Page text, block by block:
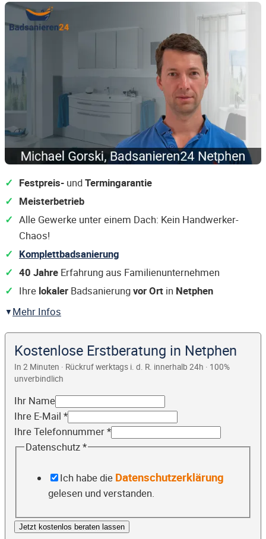
Festpreis- undTermingarantie
Meisterbetrieb
Alle Gewerke unter einem Dach: Kein Handwerker-
Chaos!
Komplettbadsanierung
40 Jahre Erfahrung aus Familienunternehmen
Ihre lokaler Badsanierungvor Ort in Netphen
Mehr Infos
Kostenlose Erstberatung in Netphen
In 2 Minuten · Rückruf werktags i. d. R. innerhalb 24h · 100%
unverbindlich
Ihr Name
Ihre E-Mail *
Ihre Telefonnummer*
Datenschutz*
Ich habe die Datenschutzerklärung
gelesen und verstanden.
Jetzt kostenlos beraten lassen